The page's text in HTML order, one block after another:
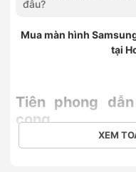
đâu?
Mua màn hình
tại
Tiên phong
cong
Màn hình
XEM